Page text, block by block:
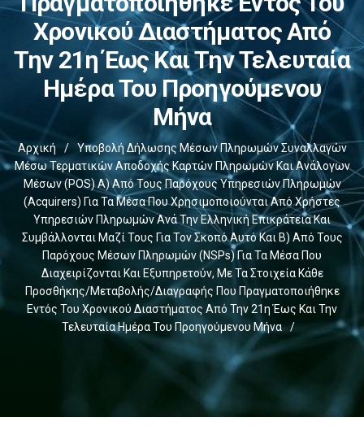
Χρονικού Διαστήματος Από
Την 21η Έως Και Την Τελευταία
Ημέρα Του Προηγούμενου
Μήνα
Αρχική /
Υποβολή Δήλωσης Μέσων Πληρωμών Συναλλαγών
Μέσω Τερματικών Αποδοχής Καρτών Πληρωμών Και Ανάλογων
Μέσων (POS) Α) Από Τους Παρόχους Υπηρεσιών Πληρωμών
(Acquirers) Για Τα Μέσα Που Χρησιμοποιούνται Από Χρήστες
Υπηρεσιών Πληρωμών Ανά Την Ελληνική Επικράτεια Και
Συμβάλλονται Μαζί Τους Για Τον Σκοπό Αυτό Και Β) Από Τους
Παρόχους Μέσων Πληρωμών (NSPs) Για Τα Μέσα Που
Διαχειρίζονται Και Εξυπηρετούν, Με Τα Στοιχεία Κάθε
Προσθήκης/μεταβολής/διαγραφής Που Πραγματοποιήθηκε
Εντός Του Χρονικού Διαστήματος Από Την 21η Έως Και Την
Τελευταία Ημέρα Του Προηγούμενου Μήνα
/